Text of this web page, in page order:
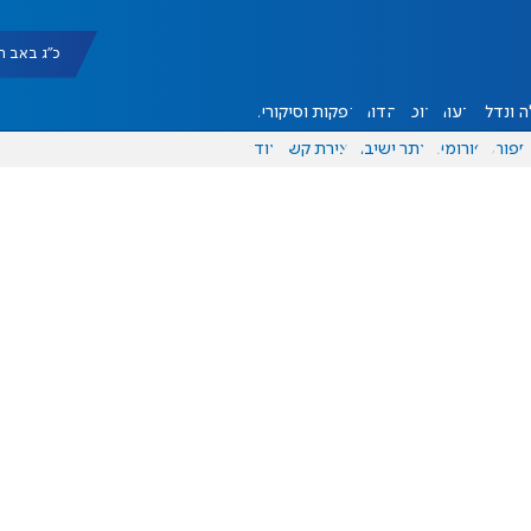
כ"ג באב תשפ"ו
ונדל"ן דעות אוכל יהדות הפקות וסיקורים
ספורט פורומים אתר ישיבה יצירת קשר עוד